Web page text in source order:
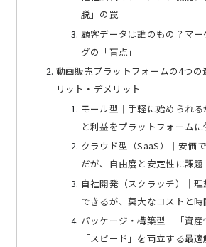
脱」の罠
顧客データは誰のもの？マー
グの「盲点」
動画販売プラットフォームの4つの
リット・デメリット
モール型｜手軽に始められ
と利益をプラットフォームに
クラウド型（SaaS）｜安価
だが、自由度と安定性に課題
自社開発（スクラッチ）｜理
できるが、莫大なコストと時
パッケージ・構築型｜「資産
「スピード」を両立する最適